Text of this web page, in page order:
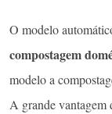
O modelo
compostagem
modelo a
A grande vantagem